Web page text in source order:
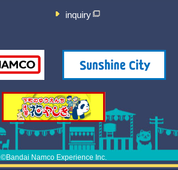
inquiry
©Bandai Namco Experience Inc.